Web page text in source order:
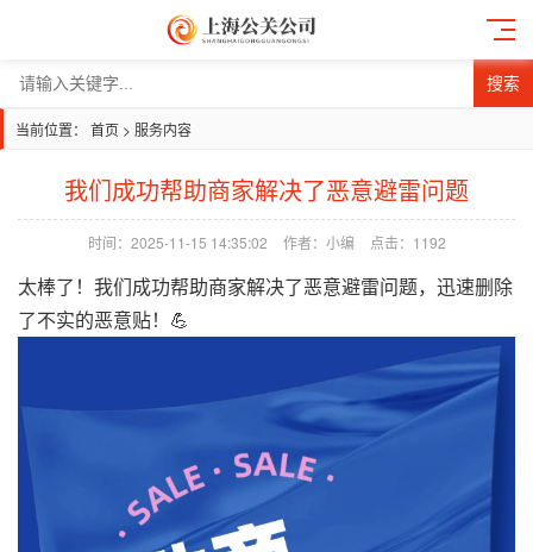
搜索
当前位置： 首页 > 服务内容
我们成功帮助商家解决了恶意避雷问题
时间：2025-11-15 14:35:02 作者：小编 点击： 1192
太棒了！我们成功帮助商家解决了恶意避雷问题，迅速删除
了不实的恶意贴！💪